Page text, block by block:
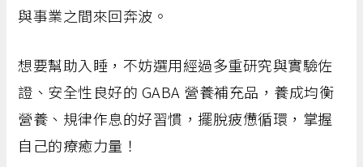
與事業之間來回奔波。
想要幫助入睡，不妨選用經過多重研究與實驗佐
證、安全性良好的 GABA 營養補充品，養成均衡
營養、規律作息的好習慣，擺脫疲憊循環，掌握
自己的療癒力量！